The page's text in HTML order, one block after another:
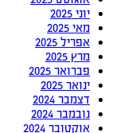
יוני 2025
מאי 2025
אפריל 2025
מרץ 2025
פברואר 2025
ינואר 2025
דצמבר 2024
נובמבר 2024
אוקטובר 2024